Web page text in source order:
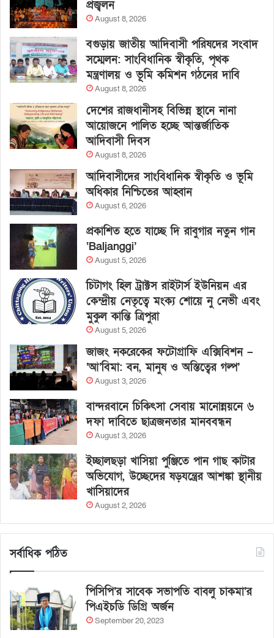
প্রজ্বলন
August 8, 2026
বগুড়ায় জাতীয় আদিবাসী পরিষদের সংবাদ
সম্মেলন: সাংবিধানিক স্বীকৃতি, পৃথক
মন্ত্রণালয় ও ভূমি কমিশন গঠনের দাবি
August 8, 2026
দেশের রাজধানীসহ বিভিন্ন স্থানে নানা
আয়োজনে পালিত হচ্ছে আন্তর্জাতিক
আদিবাসী দিবস
August 8, 2026
আদিবাসীদের সাংবিধানিক স্বীকৃতি ও ভূমি
অধিকার নিশ্চিতের আহ্বান
August 6, 2026
প্রকাশিত হতে যাচ্ছে দি রাবুগার নতুন গান
‘Baljanggi’
August 5, 2026
চিটাগং হিল ট্রাক্টস রাইটার্স ইউনিয়ন এর
কেন্দ্রীয় নেতৃত্বে মংক্য শোয়ে নু নেভী এবং
মুকুল কান্তি ত্রিপুরা
August 5, 2026
জাজং নকরেকের ফটোগ্রাফি এক্সিবিশন –
‘আ’বিমা: বন, মানুষ ও অস্তিত্বের গল্প’
August 3, 2026
বান্দরবানে চিকিৎসা সেবায় মানোন্নয়নে ৬
দফা দাবিতে ছাত্রজনতার মানববন্ধন
August 3, 2026
ইচ্ছালছড়া খাসিয়া পুঞ্জিতে পান গাছ কাটার
অভিযোগ, উচ্ছেদের ষড়যন্ত্রের আশঙ্কা স্থানীয়
খাসিয়াদের
August 2, 2026
সর্বাধিক পঠিত
পিসিপি’র সাবেক সভাপতি বাবলু চাকমা’র
পিএইচডি ডিগ্রি অর্জন
September 20, 2023